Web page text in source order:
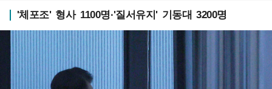
'체포조' 형사 1100명·'질서유지' 기동대 3200명